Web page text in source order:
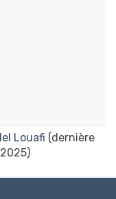
Louafi (dernière